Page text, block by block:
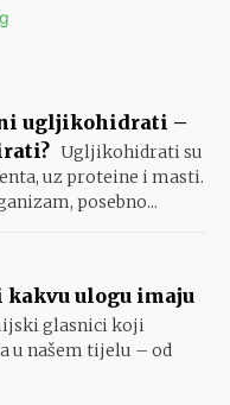
ugljikohidrati –
Ugljikohidrati su
uz proteine i masti.
posebno...
ulogu imaju
glasnici koji
u našem tijelu – od